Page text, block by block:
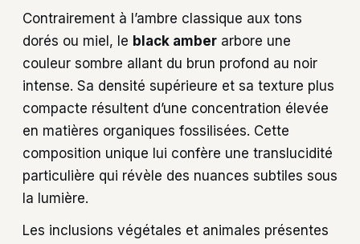
Contrairement à l’ambre classique aux tons
dorés ou miel, le black amber arbore une
couleur sombre allant du brun profond au noir
intense. Sa densité supérieure et sa texture plus
compacte résultent d’une concentration élevée
en matières organiques fossilisées. Cette
composition unique lui confère une translucidité
particulière qui révèle des nuances subtiles sous
la lumière.
Les inclusions végétales et animales présentes